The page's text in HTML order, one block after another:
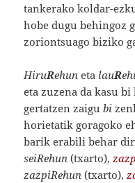
tankerako koldar-
hobe dugu behingoz
zoriontsuago biziko
HiruRehun eta lauR
eta zuzena da kasu
gertatzen zaigubi
horietatik goragoko
barik erabili behar
seiRehun (txarto),
zazpiRehun (txarto),